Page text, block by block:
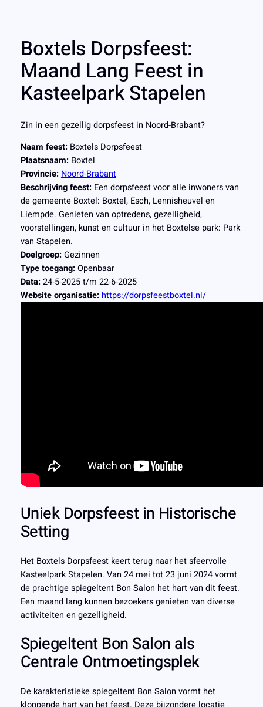
Boxtels Dorpsfeest:
Maand Lang Feest in
Kasteelpark Stapelen
Zin in een gezellig dorpsfeest in Noord-Brabant?
Naam feest: Boxtels Dorpsfeest
Plaatsnaam: Boxtel
Provincie: Noord-Brabant
Beschrijving feest: Een dorpsfeest voor alle inwoners van
de gemeente Boxtel: Boxtel, Esch, Lennisheuvel en
Liempde. Genieten van optredens, gezelligheid,
voorstellingen, kunst en cultuur in het Boxtelse park: Park
van Stapelen.
Doelgroep: Gezinnen
Type toegang: Openbaar
Data: 24-5-2025 t/m 22-6-2025
Website organisatie: https://dorpsfeestboxtel.nl/
Uniek Dorpsfeest in Historische
Setting
Het Boxtels Dorpsfeest keert terug naar het sfeervolle
Kasteelpark Stapelen. Van 24 mei tot 23 juni 2024 vormt
de prachtige spiegeltent Bon Salon het hart van dit feest.
Een maand lang kunnen bezoekers genieten van diverse
activiteiten en gezelligheid.
Spiegeltent Bon Salon als
Centrale Ontmoetingsplek
De karakteristieke spiegeltent Bon Salon vormt het